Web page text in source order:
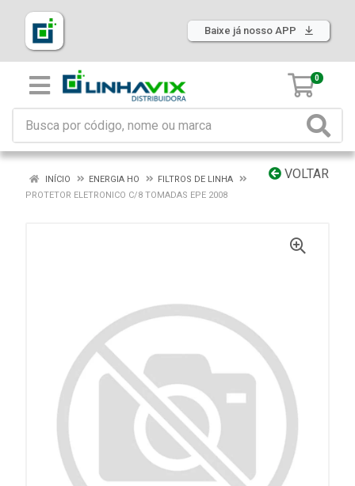
Baixe já nosso APP
0
VOLTAR
INÍCIO ENERGIA HO
FILTROS DE LINHA
PROTETOR ELETRONICO C/8 TOMADAS EPE 2008